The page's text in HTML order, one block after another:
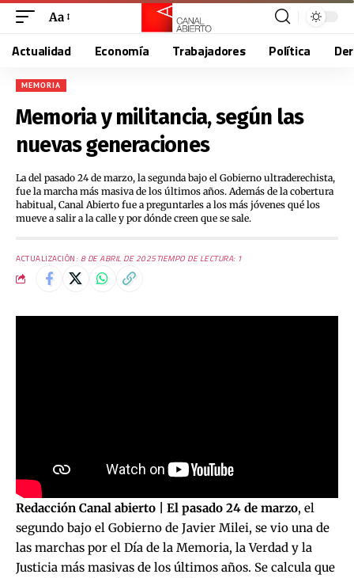
Aa
Actualidad Economía Trabajadores Política
MEMORIA
Memoria y militancia, según las
nuevas generaciones
La del pasado 24 de marzo, la segunda bajo el Gobierno ultraderechista,
fue la marcha más masiva de los últimos años. Además de la cobertura
habitual, Canal Abierto fue a preguntarles a los más jóvenes qué los
mueve a salir a la calle y por dónde creen que se sale.
ACTUALIZACIÓN: 8 DE ABRIL DE 2025TIEMPO DE LECTURA: 1
Redacción Canal abierto | El pasado 24 de marzo, el
segundo bajo el Gobierno de Javier Milei, se vio una de
las marchas por el Día de la Memoria, la Verdad y la
Justicia más masivas de los últimos años. Se calcula que